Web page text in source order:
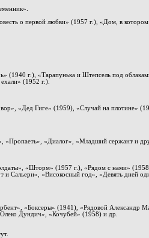
о первой любви» (1957 г.), «Дом, в
(1940 г.), «Тарапунька и Штепсель под
(1952 г.).
«Дед Гиге» (1959), «Случай на плотине»
«Пропаеть», «Диалог», «Младший сержант и
«Шторм» (1957 г.), «Рядом с нами»
Сальери», «Високосный год», «Девять дней
«Боксеры» (1941), «Рядовой
Дундич», «Кочубей» (1958) и др.